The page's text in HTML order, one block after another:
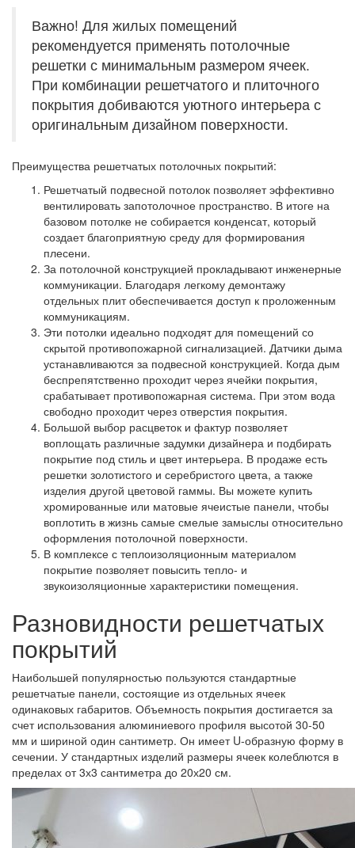
Важно! Для жилых помещений
рекомендуется применять потолочные
решетки с минимальным размером ячеек.
При комбинации решетчатого и плиточного
покрытия добиваются уютного интерьера с
оригинальным дизайном поверхности.
Преимущества решетчатых потолочных покрытий:
Решетчатый подвесной потолок позволяет эффективно
вентилировать запотолочное пространство. В итоге на
базовом потолке не собирается конденсат, который
создает благоприятную среду для формирования
плесени.
За потолочной конструкцией прокладывают инженерные
коммуникации. Благодаря легкому демонтажу
отдельных плит обеспечивается доступ к проложенным
коммуникациям.
Эти потолки идеально подходят для помещений со
скрытой противопожарной сигнализацией. Датчики дыма
устанавливаются за подвесной конструкцией. Когда дым
беспрепятственно проходит через ячейки покрытия,
срабатывает противопожарная система. При этом вода
свободно проходит через отверстия покрытия.
Большой выбор расцветок и фактур позволяет
воплощать различные задумки дизайнера и подбирать
покрытие под стиль и цвет интерьера. В продаже есть
решетки золотистого и серебристого цвета, а также
изделия другой цветовой гаммы. Вы можете купить
хромированные или матовые ячеистые панели, чтобы
воплотить в жизнь самые смелые замыслы относительно
оформления потолочной поверхности.
В комплексе с теплоизоляционным материалом
покрытие позволяет повысить тепло- и
звукоизоляционные характеристики помещения.
Разновидности решетчатых
покрытий
Наибольшей популярностью пользуются стандартные
решетчатые панели, состоящие из отдельных ячеек
одинаковых габаритов. Объемность покрытия достигается за
счет использования алюминиевого профиля высотой 30-50
мм и шириной один сантиметр. Он имеет U-образную форму в
сечении. У стандартных изделий размеры ячеек колеблются в
пределах от 3х3 сантиметра до 20х20 см.